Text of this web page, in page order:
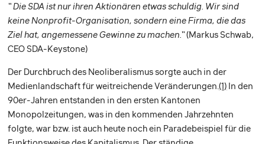
“ Die SDA ist nur ihren Aktionären etwas schuldig. Wir sind
keine Nonprofit-Organisation, sondern eine Firma, die das
Ziel hat, angemessene Gewinne zu machen.“ (Markus Schwab,
CEO SDA-Keystone)
Der Durchbruch des Neoliberalismus sorgte auch in der
Medienlandschaft für weitreichende Veränderungen.(1) In den
90er-Jahren entstanden in den ersten Kantonen
Monopolzeitungen, was in den kommenden Jahrzehnten
folgte, war bzw. ist auch heute noch ein Paradebeispiel für die